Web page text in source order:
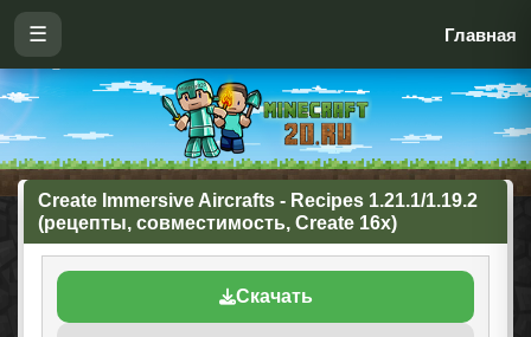
☰ Главная
Create Immersive Aircrafts - Recipes 1.21.1/1.19.2
(рецепты, совместимость, Create 16x)
Скачать